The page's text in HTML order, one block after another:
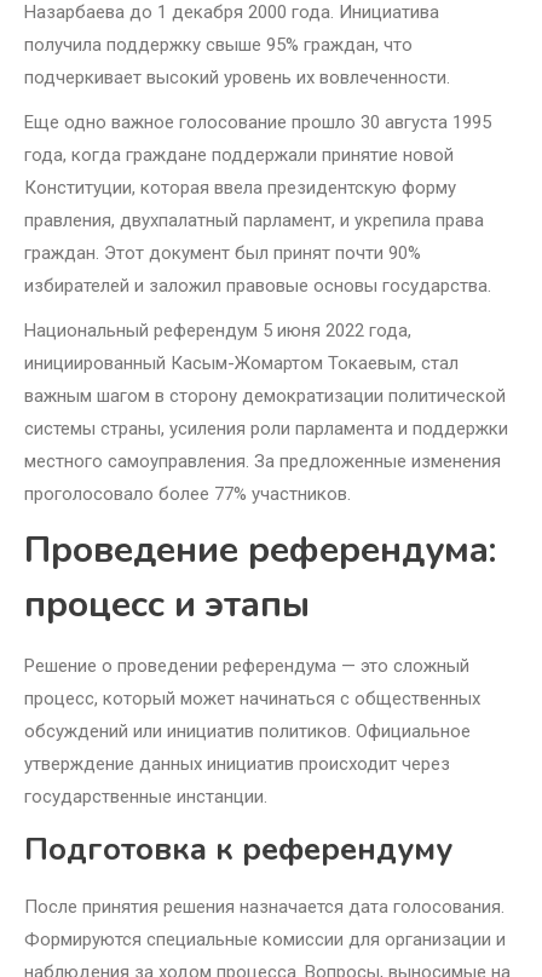
Назарбаева до 1 декабря 2000 года. Инициатива
получила поддержку свыше 95% граждан, что
подчеркивает высокий уровень их вовлеченности.
Еще одно важное голосование прошло 30 августа 1995
года, когда граждане поддержали принятие новой
Конституции, которая ввела президентскую форму
правления, двухпалатный парламент, и укрепила права
граждан. Этот документ был принят почти 90%
избирателей и заложил правовые основы государства.
Национальный референдум 5 июня 2022 года,
инициированный Касым-Жомартом Токаевым, стал
важным шагом в сторону демократизации политической
системы страны, усиления роли парламента и поддержки
местного самоуправления. За предложенные изменения
проголосовало более 77% участников.
Проведение референдума:
процесс и этапы
Решение о проведении референдума — это сложный
процесс, который может начинаться с общественных
обсуждений или инициатив политиков. Официальное
утверждение данных инициатив происходит через
государственные инстанции.
Подготовка к референдуму
После принятия решения назначается дата голосования.
Формируются специальные комиссии для организации и